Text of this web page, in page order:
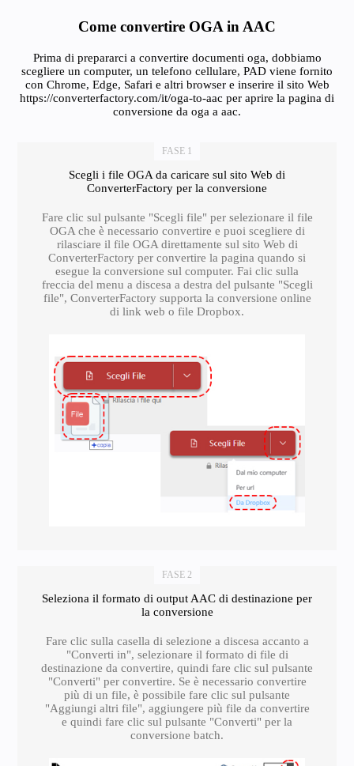
Come convertire OGA in AAC
Prima di prepararci a convertire documenti oga, dobbiamo
scegliere un computer, un telefono cellulare, PAD viene fornito
con Chrome, Edge, Safari e altri browser e inserire il sito Web
https://converterfactory.com/it/oga-to-aac per aprire la pagina di
conversione da oga a aac.
FASE 1
Scegli i file OGA da caricare sul sito Web di
ConverterFactory per la conversione
Fare clic sul pulsante "Scegli file" per selezionare il file
OGA che è necessario convertire e puoi scegliere di
rilasciare il file OGA direttamente sul sito Web di
ConverterFactory per convertire la pagina quando si
esegue la conversione sul computer. Fai clic sulla
freccia del menu a discesa a destra del pulsante "Scegli
file", ConverterFactory supporta la conversione online
di link web o file Dropbox.
FASE 2
Seleziona il formato di output AAC di destinazione per
la conversione
Fare clic sulla casella di selezione a discesa accanto a
"Converti in", selezionare il formato di file di
destinazione da convertire, quindi fare clic sul pulsante
"Converti" per convertire. Se è necessario convertire
più di un file, è possibile fare clic sul pulsante
"Aggiungi altri file", aggiungere più file da convertire
e quindi fare clic sul pulsante "Converti" per la
conversione batch.